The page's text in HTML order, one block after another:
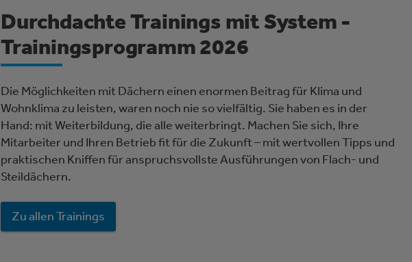
Durchdachte Trainings mit System -
Trainingsprogramm 2026
Die Möglichkeiten mit Dächern einen enormen Beitrag für Klima und
Wohnklima zu leisten, waren noch nie so vielfältig. Sie haben es in der
Hand: mit Weiterbildung, die alle weiterbringt. Machen Sie sich, Ihre
Mitarbeiter und Ihren Betrieb fit für die Zukunft – mit wertvollen Tipps und
praktischen Kniffen für anspruchsvollste Ausführungen von Flach- und
Steildächern.
Zu allen Trainings